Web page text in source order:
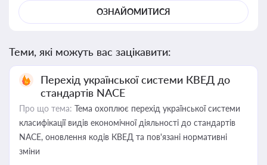
ОЗНАЙОМИТИСЯ
Теми, які можуть вас зацікавити:
Перехід української системи КВЕД до
стандартів NACE
Про що тема: Тема охоплює перехід української системи
класифікації видів економічної діяльності до стандартів
NACE, оновлення кодів КВЕД та пов'язані нормативні
зміни